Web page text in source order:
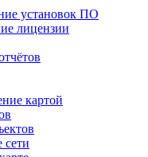
установок ПО
лицензии
картой
сети